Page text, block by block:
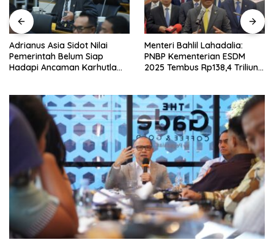
Adrianus Asia Sidot Nilai
Pemerintah Belum Siap
Hadapi Ancaman Karhutla
Menteri Bahlil Lahadalia:
PNBP Kementerian ESDM
2025 Tembus Rp138,4 Triliun,